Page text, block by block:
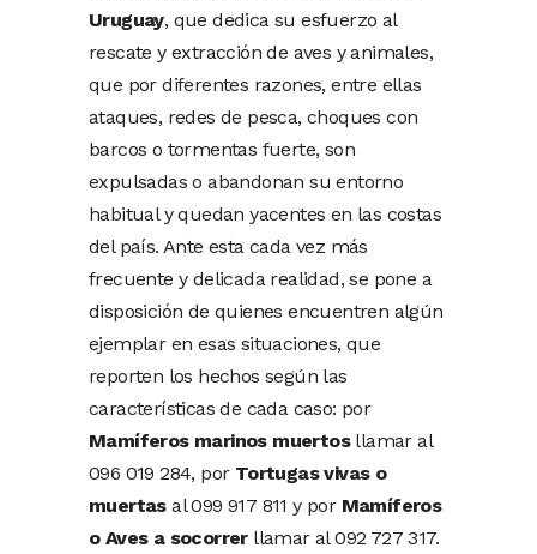
Uruguay, que dedica su esfuerzo al
rescate y extracción de aves y animales,
que por diferentes razones, entre ellas
ataques, redes de pesca, choques con
barcos o tormentas fuerte, son
expulsadas o abandonan su entorno
habitual y quedan yacentes en las costas
del país. Ante esta cada vez más
frecuente y delicada realidad, se pone a
disposición de quienes encuentren algún
ejemplar en esas situaciones, que
reporten los hechos según las
características de cada caso: por
Mamíferos marinos muertosllamar al
096 019 284, por Tortugas vivas o
muertasal 099 917 811 y por Mamíferos
o Aves a socorrerllamar al 092 727 317.